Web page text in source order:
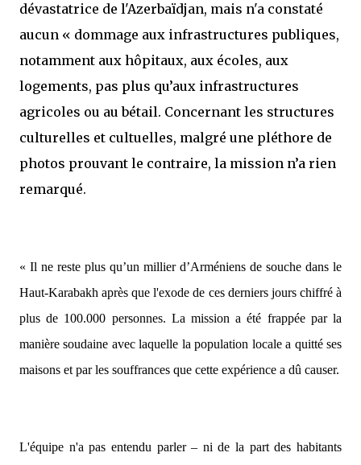
dévastatrice de l'Azerbaïdjan, mais n'a constaté
aucun « dommage aux infrastructures publiques,
notamment aux hôpitaux, aux écoles, aux
logements, pas plus qu’aux infrastructures
agricoles ou au bétail. Concernant les structures
culturelles et cultuelles, malgré une pléthore de
photos prouvant le contraire, la mission n’a rien
remarqué.
« Il ne reste plus qu’un millier d’Arméniens de souche dans le
Haut-Karabakh après que l'exode de ces derniers jours chiffré à
plus de 100.000 personnes. La mission a été frappée par la
manière soudaine avec laquelle la population locale a quitté ses
maisons et par les souffrances que cette expérience a dû causer.
L'équipe n'a pas entendu parler – ni de la part des habitants